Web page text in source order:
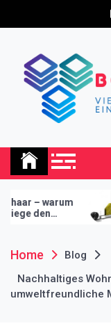
Bolltone
Trockenbau in
Technologien
revolutionieren
Home
Blog
Nachhaltiges
umweltfreundliche